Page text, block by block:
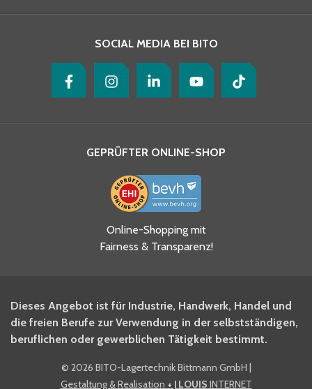
Ja, ich habe die
Datenschutzhinweise gelesen
und akzeptiere diese.
BITO Newsletter Fachwissen
Intralogistiker anmelden.
Ja, ich möchte mich für den
SOCIAL MEDIA BEI BITO
GEPRÜFTER ONLINE-SHOP
Online-Shopping mit
Fairness & Transparenz!
Dieses Angebot ist für Industrie, Handwerk, Handel und
die freien Berufe zur Verwendung in der selbstständigen,
beruflichen oder gewerblichen Tätigkeit bestimmt.
© 2026 BITO-Lagertechnik Bittmann GmbH |
Gestaltung & Realisation + | LOUIS INTERNET